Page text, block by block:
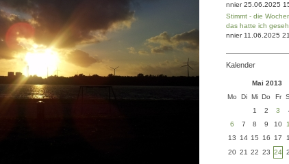
nnier 25.06.2025
Stimmt - die
das hatte ich
nnier 11.06.2025
Kalender
Mai 2013
Mo
Di Mi Do Fr
1
2 3
6
7 8 9 10
13
14 15 16 17
20 21 22 23 24